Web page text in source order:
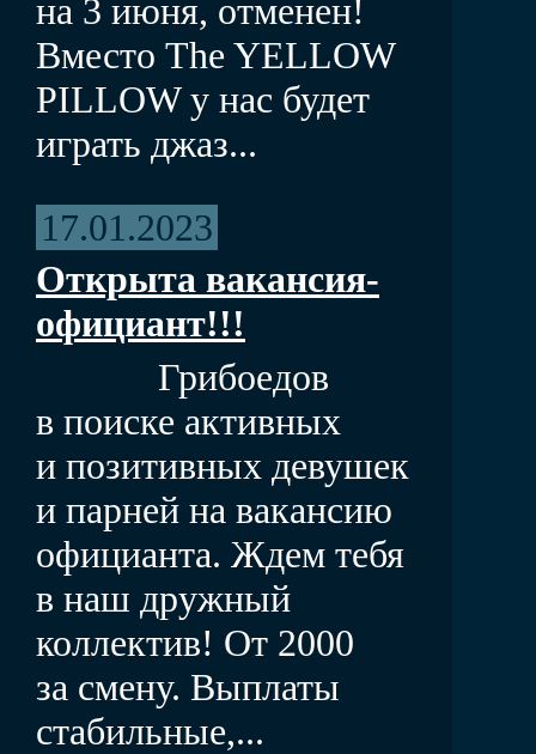
на 3 июня, отменен!
Вместо The YELLOW
PILLOW у нас будет
играть джаз...
17.01.2023
Открыта вакансия-
официант!!!
Грибоедов
в поиске активных
и позитивных девушек
и парней на вакансию
официанта. Ждем тебя
в наш дружный
коллектив! От 2000
за смену. Выплаты
стабильные,...